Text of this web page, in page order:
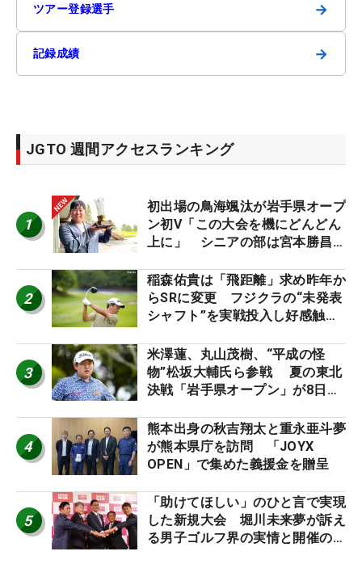
ツアー登録選手 →
記録成績 →
JGTO 週間アクセスランキング
1
初出場の鳥海颯汰が岩手県オープ
ン初V「この大会を機にどんどん
上に」 シニアの部は宮本勝昌が
2
稲森佑貴は「飛距離」求め昨年か
らSRに変更 フジクラの“未発表
シャフト”を実戦投入し好感触
ーのヒトネタ！】
3
米澤蓮、丸山茂樹、“平成の怪
物”松坂大輔氏ら参戦 夏の東北
決戦「岩手県オープン」が8日開
4
熊本出身の秋吉翔太と重永亜斗夢
が熊本県庁を訪問 「JOYX
OPEN」で集めた義援金を贈呈
5
「助けてほしい」のひと言で実現
した新規大会 堀川未来夢が訴え
る男子ゴルフ界の実情と開催の舞